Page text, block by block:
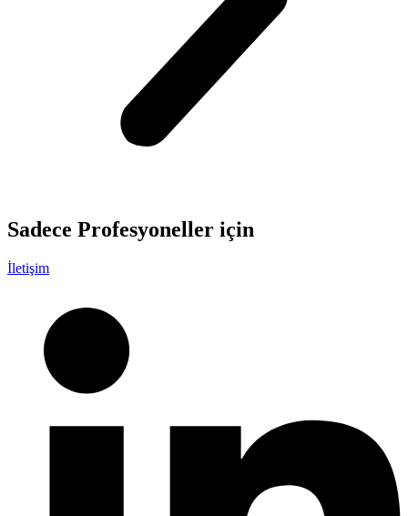
Sadece Profesyoneller için
İletişim